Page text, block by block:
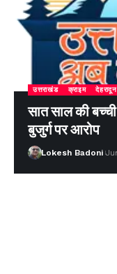
उत्तराखंड क्राइम देहरादून
सात साल की
बुजुर्ग पर आरोप
Lokesh Badoni